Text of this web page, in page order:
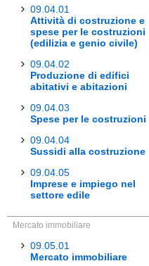
09.04.01
Attività di costruzione e
spese per le costruzioni
(edilizia e genio civile)
09.04.02
Produzione di edifici
abitativi e abitazioni
09.04.03
Spese per le costruzioni
09.04.04
Sussidi alla costruzione
09.04.05
Imprese e impiego nel
settore edile
Mercato immobiliare
09.05.01
Mercato immobiliare